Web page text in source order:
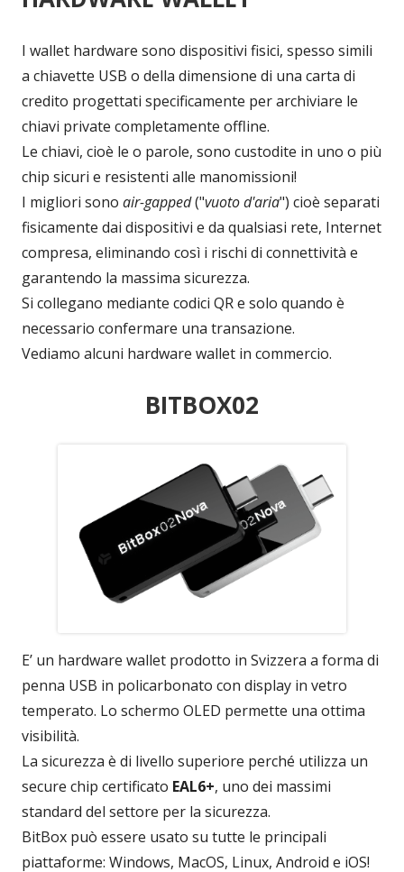
I wallet hardware sono dispositivi fisici, spesso simili
a chiavette USB o della dimensione di una carta di
credito progettati specificamente per archiviare le
chiavi private completamente offline.
Le chiavi, cioè le o parole, sono custodite in uno o più
chip sicuri e resistenti alle manomissioni!
I migliori sono air-gapped("vuoto d'aria") cioè separati
fisicamente dai dispositivi e da qualsiasi rete, Internet
compresa, eliminando così i rischi di connettività e
garantendo la massima sicurezza.
Si collegano mediante codici QR e solo quando è
necessario confermare una transazione.
Vediamo alcuni hardware wallet in commercio.
BITBOX02
E’ un hardware wallet prodotto in Svizzera a forma di
penna USB in policarbonato con display in vetro
temperato. Lo schermo OLED permette una ottima
visibilità.
La sicurezza è di livello superiore perché utilizza un
secure chip certificato EAL6+, uno dei massimi
standard del settore per la sicurezza.
BitBox può essere usato su tutte le principali
piattaforme: Windows, MacOS, Linux, Android e iOS!